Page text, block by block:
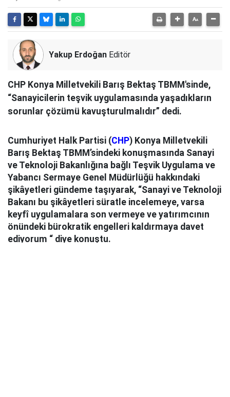
Yakup Erdoğan Editör
CHP Konya Milletvekili Barış Bektaş TBMM'sinde,
“Sanayicilerin teşvik uygulamasında yaşadıkların
sorunlar çözümü kavuşturulmalıdır” dedi.
Cumhuriyet Halk Partisi (CHP) Konya Milletvekili
Barış Bektaş TBMM’sindeki konuşmasında Sanayi
ve Teknoloji Bakanlığına bağlı Teşvik Uygulama ve
Yabancı Sermaye Genel Müdürlüğü hakkındaki
şikâyetleri gündeme taşıyarak, “Sanayi ve Teknoloji
Bakanı bu şikâyetleri süratle incelemeye, varsa
keyfî uygulamalara son vermeye ve yatırımcının
önündeki bürokratik engelleri kaldırmaya davet
ediyorum “ diye konuştu.